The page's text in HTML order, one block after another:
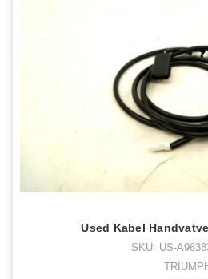
Used Kabel
SKU: US-